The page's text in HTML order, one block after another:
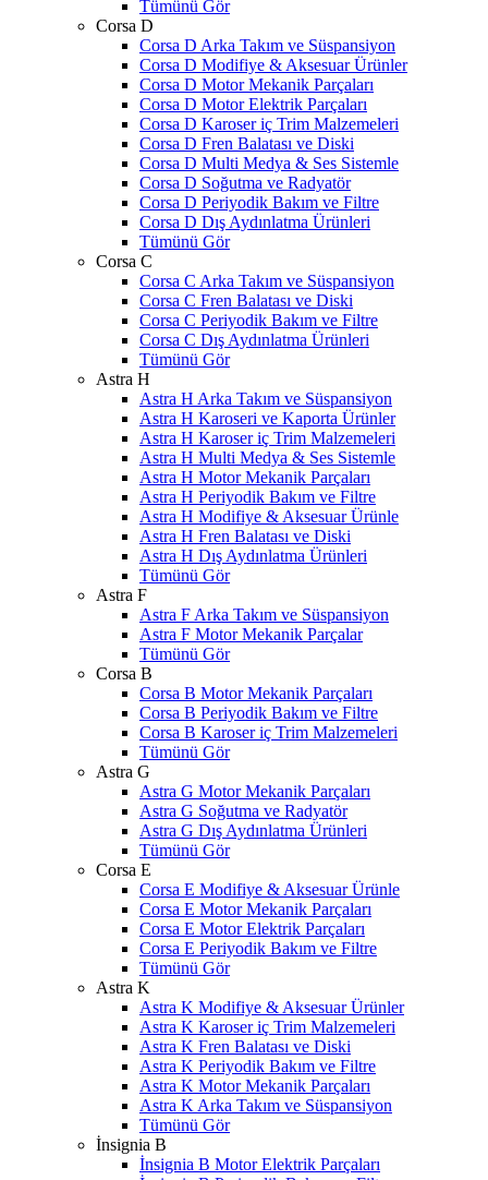
Tümünü Gör
Corsa D
Corsa D Arka Takım ve Süspansiyon
Corsa D Modifiye & Aksesuar Ürünler
Corsa D Motor Mekanik Parçaları
Corsa D Motor Elektrik Parçaları
Corsa D Karoser iç Trim Malzemeleri
Corsa D Fren Balatası ve Diski
Corsa D Multi Medya & Ses Sistemle
Corsa D Soğutma ve Radyatör
Corsa D Periyodik Bakım ve Filtre
Corsa D Dış Aydınlatma Ürünleri
Tümünü Gör
Corsa C
Corsa C Arka Takım ve Süspansiyon
Corsa C Fren Balatası ve Diski
Corsa C Periyodik Bakım ve Filtre
Corsa C Dış Aydınlatma Ürünleri
Tümünü Gör
Astra H
Astra H Arka Takım ve Süspansiyon
Astra H Karoseri ve Kaporta Ürünler
Astra H Karoser iç Trim Malzemeleri
Astra H Multi Medya & Ses Sistemle
Astra H Motor Mekanik Parçaları
Astra H Periyodik Bakım ve Filtre
Astra H Modifiye & Aksesuar Ürünle
Astra H Fren Balatası ve Diski
Astra H Dış Aydınlatma Ürünleri
Tümünü Gör
Astra F
Astra F Arka Takım ve Süspansiyon
Astra F Motor Mekanik Parçalar
Tümünü Gör
Corsa B
Corsa B Motor Mekanik Parçaları
Corsa B Periyodik Bakım ve Filtre
Corsa B Karoser iç Trim Malzemeleri
Tümünü Gör
Astra G
Astra G Motor Mekanik Parçaları
Astra G Soğutma ve Radyatör
Astra G Dış Aydınlatma Ürünleri
Tümünü Gör
Corsa E
Corsa E Modifiye & Aksesuar Ürünle
Corsa E Motor Mekanik Parçaları
Corsa E Motor Elektrik Parçaları
Corsa E Periyodik Bakım ve Filtre
Tümünü Gör
Astra K
Astra K Modifiye & Aksesuar Ürünler
Astra K Karoser iç Trim Malzemeleri
Astra K Fren Balatası ve Diski
Astra K Periyodik Bakım ve Filtre
Astra K Motor Mekanik Parçaları
Astra K Arka Takım ve Süspansiyon
Tümünü Gör
İnsignia B
İnsignia B Motor Elektrik Parçaları